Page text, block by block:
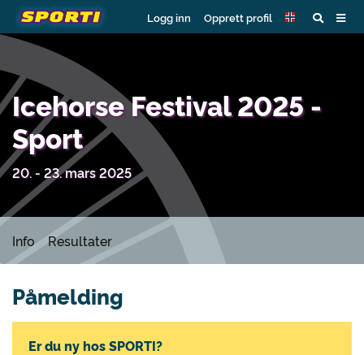
Logg inn Opprett profil
Icehorse Festival 2025 -
Sport
20. - 23. mars 2025
Info Resultater
Påmelding
Er du ny hos SPORTI?